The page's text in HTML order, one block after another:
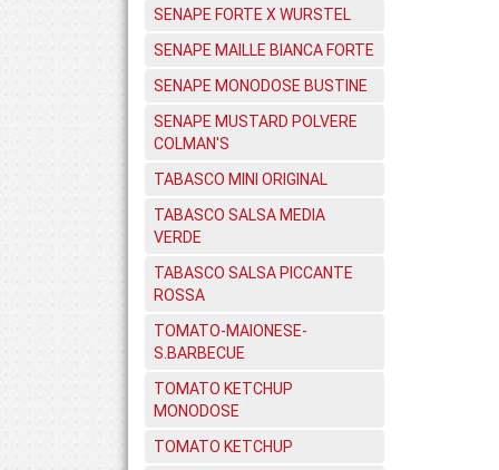
SENAPE FORTE X WURSTEL
SENAPE MAILLE BIANCA FORTE
SENAPE MONODOSE BUSTINE
SENAPE MUSTARD POLVERE
COLMAN'S
TABASCO MINI ORIGINAL
TABASCO SALSA MEDIA
VERDE
TABASCO SALSA PICCANTE
ROSSA
TOMATO-MAIONESE-
S.BARBECUE
TOMATO KETCHUP
MONODOSE
TOMATO KETCHUP